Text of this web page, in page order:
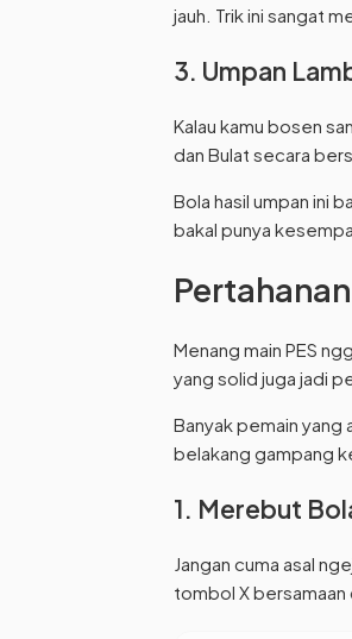
jauh. Trik ini sangat
3. Umpan
Kalau kamu bosen
dan Bulat secara
Bola hasil umpan ini
bakal punya
Menang main PES
yang solid juga jadi
Banyak pemain
belakang gampang
1. Merebut
Jangan cuma asal
tombol X